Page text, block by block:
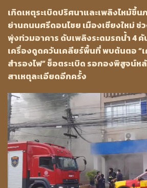
เกิดเหตุระเบิดปริศนาและเพลิงไหม้ขึ้
ย่านถนนศรีดอนไชย เมืองเชียงใหม่ ช่
พุ่งท่วมอาคาร ดับเพลิงระดมรถน้ำ 4
เครื่องดูดควันเคลียร์พื้นที่ พบต้นตอ “เ
สำรองไฟ” ช็อตระเบิด รอกองพิสูจน์
สาเหตุละเอียดอีกครั้ง